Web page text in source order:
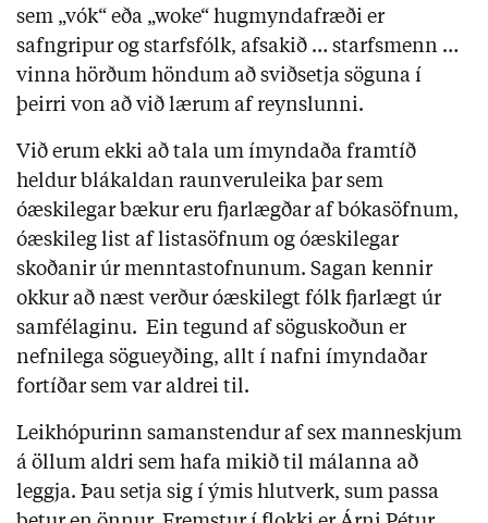
sem „vók“ eða „woke“ hugmyndafræði er
safngripur og starfsfólk, afsakið … starfsmenn …
vinna hörðum höndum að sviðsetja söguna í
þeirri von að við lærum af reynslunni.
Við erum ekki að tala um ímyndaða framtíð
heldur blákaldan raunveruleika þar sem
óæskilegar bækur eru fjarlægðar af bókasöfnum,
óæskileg list af listasöfnum og óæskilegar
skoðanir úr menntastofnunum. Sagan kennir
okkur að næst verður óæskilegt fólk fjarlægt úr
samfélaginu. Ein tegund af söguskoðun er
nefnilega sögueyðing, allt í nafni ímyndaðar
fortíðar sem var aldrei til.
Leikhópurinn samanstendur af sex manneskjum
á öllum aldri sem hafa mikið til málanna að
leggja. Þau setja sig í ýmis hlutverk, sum passa